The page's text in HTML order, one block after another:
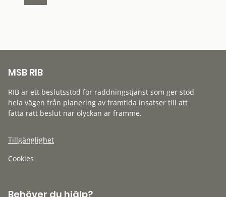
MSB RIB
RIB är ett beslutsstöd för räddningstjänst som ger stöd
hela vägen från planering av framtida insatser till att
fatta rätt beslut när olyckan är framme.
Tillgänglighet
Cookies
Behöver du hjälp?